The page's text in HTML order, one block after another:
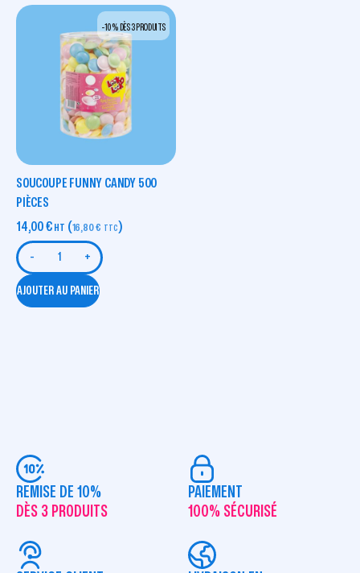
-10 % DÈS 3 PRODUITS
SOUCOUPE FUNNY CANDY 500
PIÈCES
14,00€ HT (16,80€ TTC)
- +
AJOUTER AU PANIER
REMISE DE 10%
DÈS 3 PRODUITS
PAIEMENT
100% SÉCURISÉ